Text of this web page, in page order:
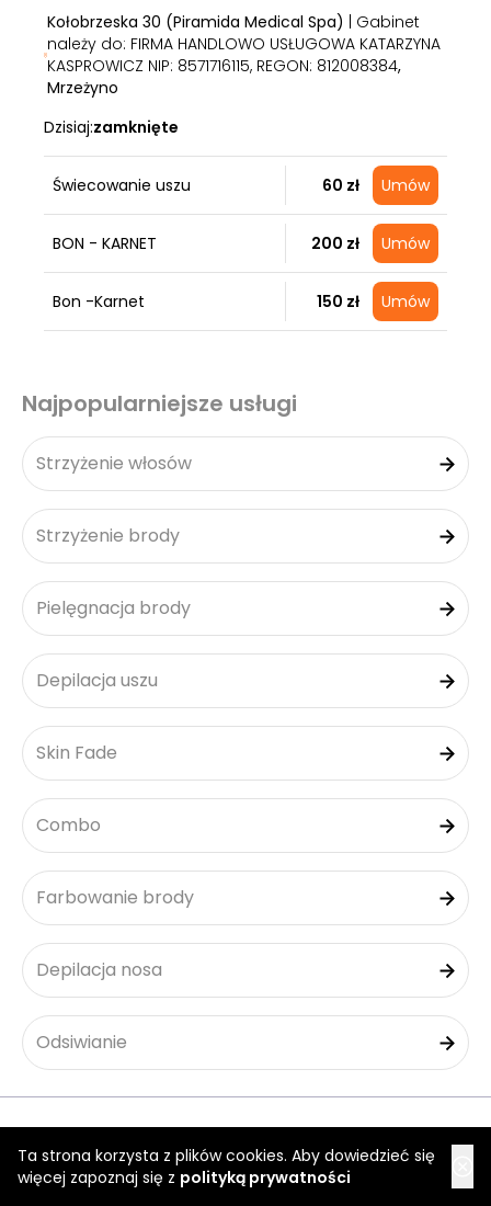
Ta strona korzysta z plików cookies. Aby dowiedzieć się
więcej zapoznaj się z polityką prywatności
Kołobrzeska 30 (Piramida Medical Spa)
| Gabinet
należy do: FIRMA HANDLOWO USŁUGOWA KATARZYNA
KASPROWICZ NIP: 8571716115, REGON: 812008384,
Mrzeżyno
Dzisiaj:zamknięte
Świecowanie uszu 60 zł Umów
BON - KARNET 200 zł Umów
Bon -Karnet 150 zł Umów
Najpopularniejsze usługi
Strzyżenie włosów
Strzyżenie brody
Pielęgnacja brody
Depilacja uszu
Skin Fade
Combo
Farbowanie brody
Depilacja nosa
Odsiwianie
Szukaj salonów